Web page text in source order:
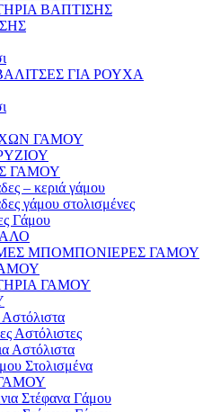
ΒΑΠΤΙΣΗΣ
ΓΙΑ ΡΟΥΧΑ
ΓΑΜΟΥ
ΓΑΜΟΥ
– κεριά γάμου
γάμου στολισμένες
Γάμου
ΜΠΟΜΠΟΝΙΕΡΕΣ ΓΑΜΟΥ
ΓΑΜΟΥ
Αστόλιστα
Αστόλιστες
Αστόλιστα
Στολισμένα
Στέφανα Γάμου